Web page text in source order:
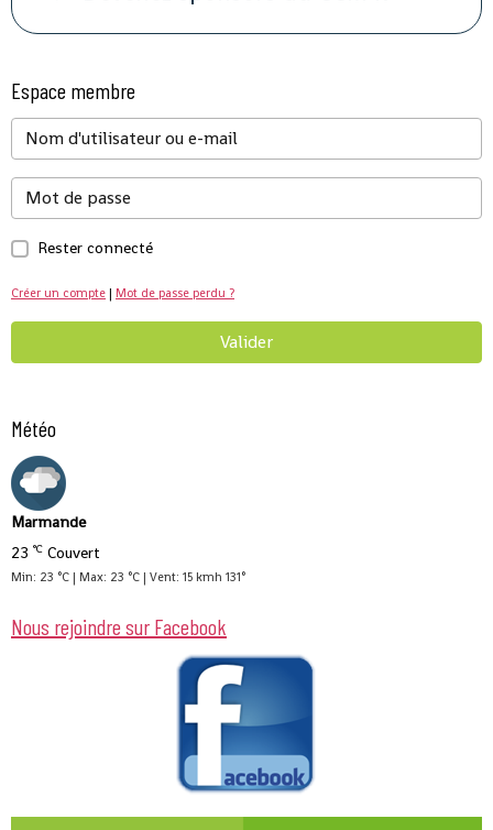
Espace membre
Rester connecté
Créer un compte | Mot de passe perdu ?
Valider
Météo
Marmande
23 °C Couvert
Min: 23 °C | Max: 23 °C | Vent: 15 kmh 131°
Nous rejoindre sur Facebook